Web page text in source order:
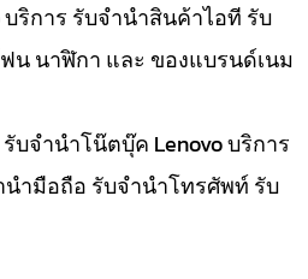
ริการ รับจำนำสินค้าไอที รับ
น นาฬิกา และ ของแบรนด์เนม
บจำนำโน๊ตบุ๊ค Lenovo บริการ
ำมือถือ รับจำนำโทรศัพท์ รับ